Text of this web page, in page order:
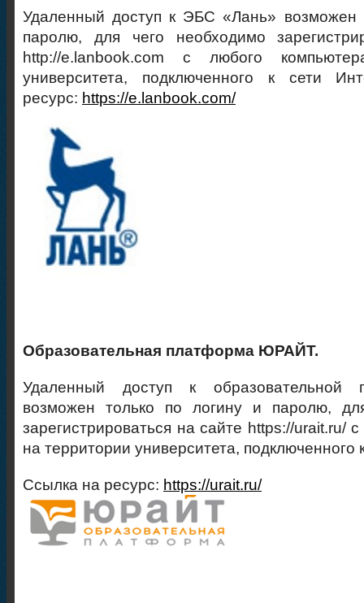
Удаленный доступ к ЭБС «Лань» возможен
паролю, для чего необходимо
http://e.lanbook.com с любого
университета, подключенного к сети
ресурс: https://e.lanbook.com/
Образовательная платформа ЮРАЙТ.
Удаленный доступ к образовательной
возможен только по логину и паролю,
зарегистрироваться на сайте https://urait.ru/
на территории университета, подключенного
Ссылка на ресурс: https://urait.ru/